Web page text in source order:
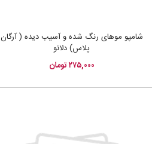
شامپو موهای رنگ شده و آسیب دیده ( آرگان
پلاس) دلانو
۲۷۵,۰۰۰ تومان